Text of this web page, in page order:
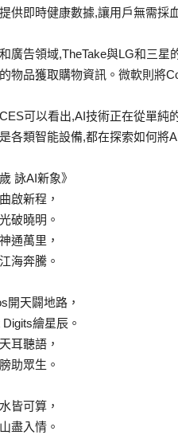
供即時健康數據,讓用戶無需採
廣告領域,TheTake與LG和三
物品獲取購物資訊。微軟則將
可以看出,AI技術正在從單純
各類智能設備,都在探索如何將
詠AI新象》
啟新程，
破曉明。
通萬里，
海奔騰。
開天闢地路，
繪星辰。
耳聽語，
助眾生。
皆可算，
盡入情。